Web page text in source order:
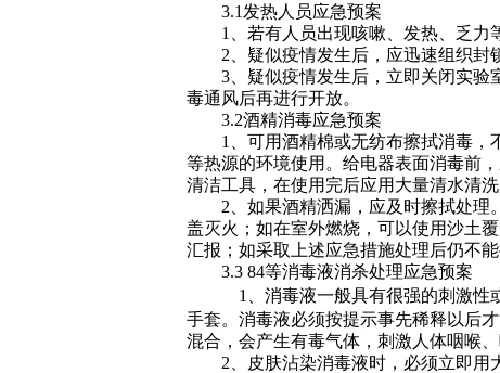
3.1 发热人员应急预案
1
、若有人员出现咳嗽、发热、乏
2 、疑似疫情发生后，应迅速组织
3 、疑似疫情发生后，立即关闭实
毒通风后再进行开放。
3.2酒精消毒应急预案
1
、可用酒精棉或无纺布擦拭消毒
等热源的环境使用。给电器表面消毒前
清洁工具，在使用完后应用大量清水清
2 、如果酒精洒漏，应及时擦拭处
盖灭火；如在室外燃烧，可以使用沙土
汇报；如采取上述应急措施处理后仍不
3.3 84等消毒液消杀处理应急预案
1
、消毒液一般具有很强的刺激
手套。消毒液必须按提示事先稀释以后
混合，会产生有毒气体，刺激人体咽喉
2 、皮肤沾染消毒液时，必须立即